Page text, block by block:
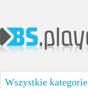
Wszystkie kategorie